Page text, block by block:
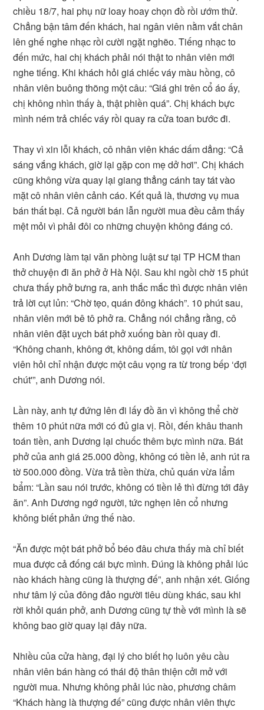
chiều 18/7, hai phụ nữ loay hoay chọn đồ rồi ướm thử.
Chẳng bận tâm đến khách, hai ngân viên nằm vắt chân
lên ghế nghe nhạc rồi cười ngặt nghẽo. Tiếng nhạc to
đến mức, hai chị khách phải nói thật to nhân viên mới
nghe tiếng. Khi khách hỏi giá chiếc váy màu hồng, cô
nhân viên buông thõng một câu: “Giá ghi trên cổ áo ấy,
chị không nhìn thấy à, thật phiền quá”. Chị khách bực
mình ném trả chiếc váy rồi quay ra cửa toan bước đi.
Thay vì xin lỗi khách, cô nhân viên khác dấm dẳng: “Cả
sáng vắng khách, giờ lại gặp con mẹ dở hơi”. Chị khách
cũng không vừa quay lại giang thẳng cánh tay tát vào
mặt cô nhân viên cảnh cáo. Kết quả là, thương vụ mua
bán thất bại. Cả người bán lẫn người mua đều cảm thấy
mệt mỏi vì phải đôi co những chuyện không đáng có.
Anh Dương làm tại văn phòng luật sư tại TP HCM than
thở chuyện đi ăn phở ở Hà Nội. Sau khi ngồi chờ 15 phút
chưa thấy phở bưng ra, anh thắc mắc thì được nhân viên
trả lời cụt lủn: “Chờ tẹo, quán đông khách”. 10 phút sau,
nhân viên mới bê tô phở ra. Chẳng nói chẳng rằng, cô
nhân viên đặt uỵch bát phở xuống bàn rồi quay đi.
“Không chanh, không ớt, không dấm, tôi gọi với nhân
viên hỏi chỉ nhận được một câu vọng ra từ trong bếp ‘đợi
chút'”, anh Dương nói.
Lần này, anh tự đứng lên đi lấy đồ ăn vì không thể chờ
thêm 10 phút nữa mới có đủ gia vị. Rồi, đến khâu thanh
toán tiền, anh Dương lại chuốc thêm bực mình nữa. Bát
phở của anh giá 25.000 đồng, không có tiền lẻ, anh rút ra
tờ 500.000 đồng. Vừa trả tiền thừa, chủ quán vừa lẩm
bẩm: “Lần sau nói trước, không có tiền lẻ thì đừng tới đây
ăn”. Anh Dương ngớ người, tức nghẹn lên cổ nhưng
không biết phản ứng thế nào.
“Ăn được một bát phở bổ béo đâu chưa thấy mà chỉ biết
mua được cả đống cái bực mình. Đúng là không phải lúc
nào khách hàng cũng là thượng đế”, anh nhận xét. Giống
như tâm lý của đông đảo người tiêu dùng khác, sau khi
rời khỏi quán phở, anh Dương cũng tự thề với mình là sẽ
không bao giờ quay lại đây nữa.
Nhiều của cửa hàng, đại lý cho biết họ luôn yêu cầu
nhân viên bán hàng có thái độ thân thiện cởi mở với
người mua. Nhưng không phải lúc nào, phương châm
“Khách hàng là thượng đế” cũng được nhân viên thực